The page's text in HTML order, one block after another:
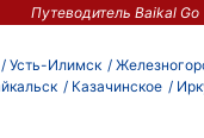
Путеводитель Baikal Go
Усть-Илимск
Казачинское